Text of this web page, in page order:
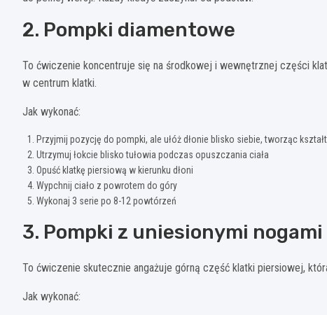
2. Pompki diamentowe
To ćwiczenie koncentruje się na środkowej i wewnętrznej części
w centrum klatki.
Jak wykonać:
Przyjmij pozycję do pompki, ale ułóż dłonie blisko siebie, tworząc
Utrzymuj łokcie blisko tułowia podczas opuszczania ciała
Opuść klatkę piersiową w kierunku dłoni
Wypchnij ciało z powrotem do góry
Wykonaj 3 serie po 8-12 powtórzeń
3. Pompki z uniesionymi nogami
To ćwiczenie skutecznie angażuje górną część klatki piersiowej,
Jak wykonać: